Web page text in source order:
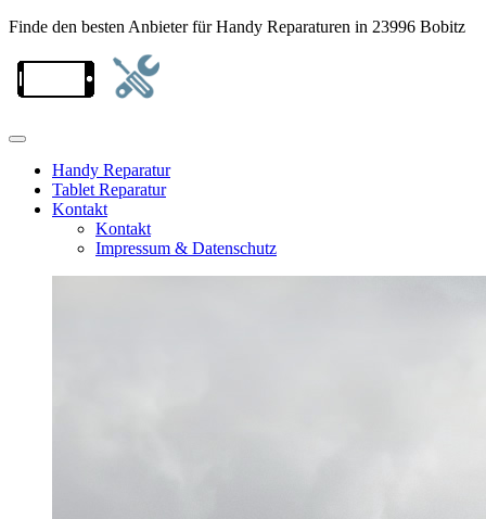
Finde den besten Anbieter für Handy Reparaturen in 23996 Bobitz
Handy Reparatur
Tablet Reparatur
Kontakt
Kontakt
Impressum & Datenschutz